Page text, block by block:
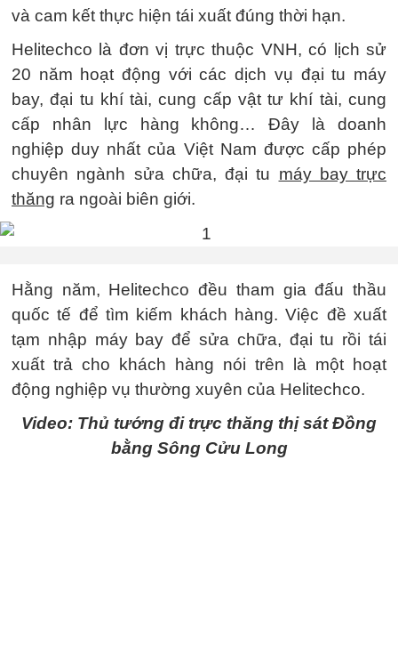
và cam kết thực hiện tái xuất đúng thời hạn.
Helitechco là đơn vị trực thuộc VNH, có lịch sử
20 năm hoạt động với các dịch vụ đại tu máy
bay, đại tu khí tài, cung cấp vật tư khí tài, cung
cấp nhân lực hàng không… Đây là doanh
nghiệp duy nhất của Việt Nam được cấp phép
chuyên ngành sửa chữa, đại tu máy bay trực
thăng ra ngoài biên giới.
Hằng năm, Helitechco đều tham gia đấu thầu
quốc tế để tìm kiếm khách hàng. Việc đề xuất
tạm nhập máy bay để sửa chữa, đại tu rồi tái
xuất trả cho khách hàng nói trên là một hoạt
động nghiệp vụ thường xuyên của Helitechco.
Video: Thủ tướng đi trực thăng thị sát Đồng
bằng Sông Cửu Long